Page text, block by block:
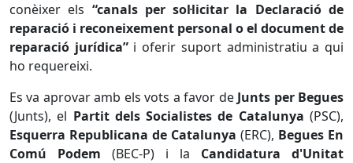
conèixer els “canals per sol·licitar la Declaració de
reparació i reconeixement personal o el document de
reparació jurídica”i oferir suport administratiu a qui
ho requereixi.
Es va aprovar amb els vots a favor de Junts per Begues
(Junts), el Partit dels Socialistes de Catalunya (PSC),
Esquerra Republicana de Catalunya (ERC), Begues En
Comú Podem (BEC-P) i la Candidatura d'Unitat